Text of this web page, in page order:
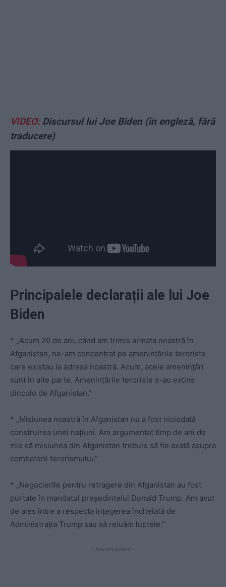
VIDEO:Discursul lui Joe Biden (în engleză, fără
traducere)
Principalele declarații ale lui Joe
Biden
* „Acum 20 de ani, când am trimis armata noastră în
Afganistan, ne-am concentrat pe amenințările teroriste
care existau la adresa noastră. Acum, acele amenințări
sunt în alte parte. Amenințările teroriste s-au extins
dincolo de Afganistan.”
* „Misiunea noastră în Afganistan nu a fost niciodată
construirea unei națiuni. Am argumentat timp de ani de
zile că misiunea din Afganistan trebuie să fie axată asupra
combaterii terorismului.”
* „Negocierile pentru retragere din Afganistan au fost
purtate în mandatul președintelui Donald Trump. Am avut
de ales între a respecta înțegerea încheiată de
Administrația Trump sau să reluăm luptele.”
- Advertisement -